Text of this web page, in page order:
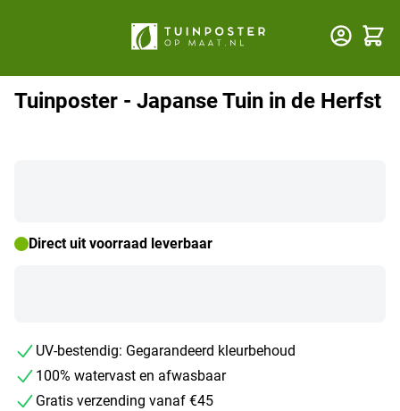
Tuinposter - Japanse Tuin in de Herfst
Direct uit voorraad leverbaar
UV-bestendig: Gegarandeerd kleurbehoud
100% watervast en afwasbaar
Gratis verzending vanaf €45